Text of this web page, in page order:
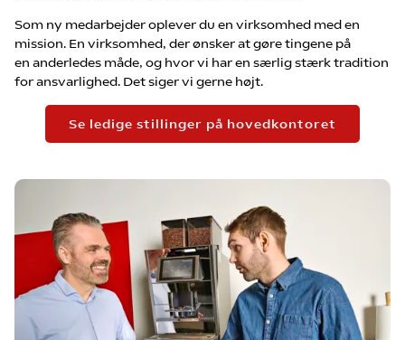
Som ny medarbejder oplever du en virksomhed med en
mission. En virksomhed, der ønsker at gøre tingene på
en anderledes måde, og hvor vi har en særlig stærk tradition
for ansvarlighed. Det siger vi gerne højt.
Se ledige stillinger på hovedkontoret